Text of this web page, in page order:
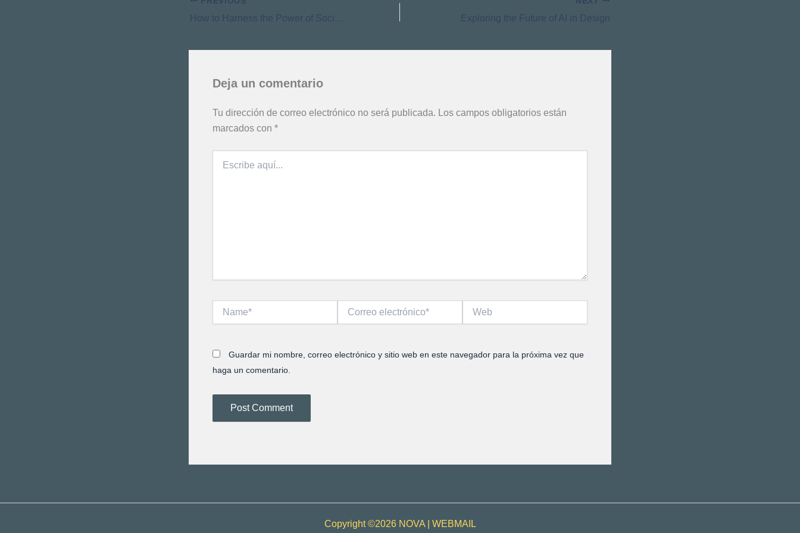
Exploring the Future of AI in Design
Deja un comentario
Tu dirección de correo electrónico no será publicada. Los campos obligatorios están
marcados con *
aquí...
electrónico*
Guardar mi nombre, correo electrónico y sitio web en este navegador para la próxima vez que
haga un comentario.
Copyright ©2026 NOVA | WEBMAIL